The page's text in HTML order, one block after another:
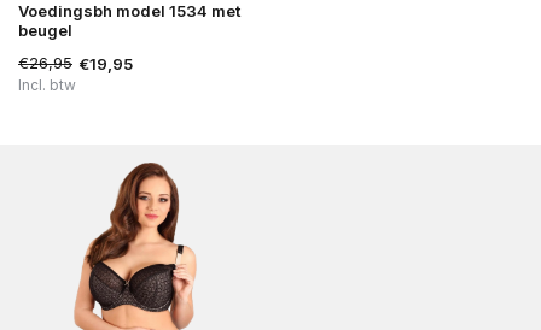
Voedingsbh model 1534 met
beugel
€26,95 €19,95
Incl. btw